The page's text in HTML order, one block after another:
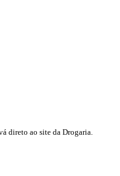
direto ao site da Drogaria.